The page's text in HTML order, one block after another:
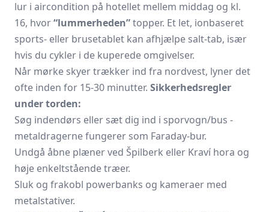
lur i aircondition på hotellet mellem middag og kl.
16, hvor“lummerheden”topper. Et let, ionbaseret
sports- eller brusetablet kan afhjælpe salt-tab, især
hvis du cykler i de kuperede omgivelser.
Når mørke skyer trækker ind fra nordvest, lyner det
ofte inden for 15-30 minutter. Sikkerhedsregler
under torden:
Søg indendørs eller sæt dig ind i sporvogn/bus -
metaldragerne fungerer som Faraday-bur.
Undgå åbne plæner ved Špilberk eller Kraví hora og
høje enkeltstående træer.
Sluk og frakobl powerbanks og kameraer med
metalstativer.